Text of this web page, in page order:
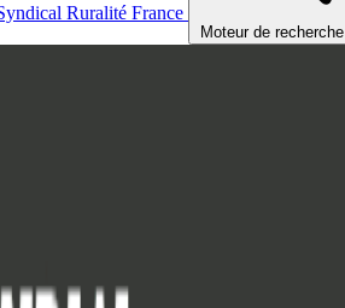
Ruralité France
Moteur de recherche